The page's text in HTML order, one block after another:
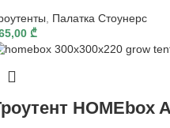
, Палатка Стоунерс
₾
HOMEbox